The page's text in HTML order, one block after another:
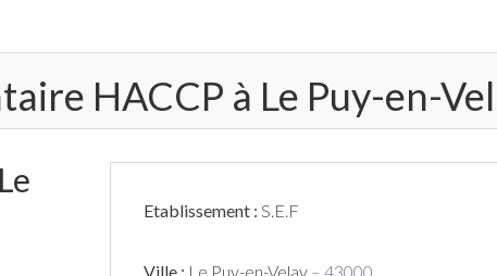
HACCP à Le Puy-en-
Etablissement : S.E.F
Ville : Le Puy-en-Velay – 43000